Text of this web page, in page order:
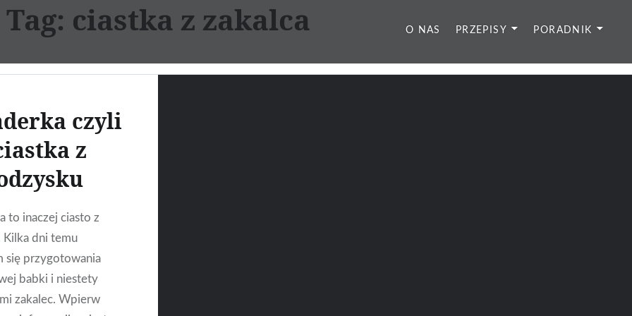
O NAS PRZEPISY PORADNIK
Tag: ciastka z zakalca
czyli
z
to inaczej ciasto z
Kilka dni temu
się przygotowania
babki i niestety
zakalec. Wpierw